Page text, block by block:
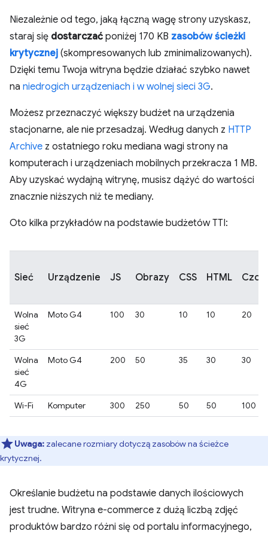
Niezależnie od tego, jaką łączną wagę strony uzyskasz,
staraj się dostarczać poniżej 170 KB zasobów ścieżki
krytycznej (skompresowanych lub zminimalizowanych).
Dzięki temu Twoja witryna będzie działać szybko nawet
na niedrogich urządzeniach i w wolnej sieci 3G.
Możesz przeznaczyć większy budżet na urządzenia
stacjonarne, ale nie przesadzaj. Według danych z HTTP
Archive z ostatniego roku mediana wagi strony na
komputerach i urządzeniach mobilnych przekracza 1 MB.
Aby uzyskać wydajną witrynę, musisz dążyć do wartości
znacznie niższych niż te mediany.
Oto kilka przykładów na podstawie budżetów TTI:
Sieć Urządzenie JS Obrazy CSS HTML
Wolna
sieć
3G
Moto G4 100 30 10 10 20
Wolna
sieć
4G
Moto G4 200 50 35 30 30
Wi-Fi Komputer 300 250 50 50 100
Uwaga: zalecane rozmiary dotyczą zasobów na ścieżce
krytycznej.
Określanie budżetu na podstawie danych ilościowych
jest trudne. Witryna e-commerce z dużą liczbą zdjęć
produktów bardzo różni się od portalu informacyjnego,